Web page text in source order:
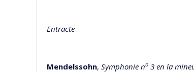
Entracte
Mendelssohn, Symphonie no 3 en la